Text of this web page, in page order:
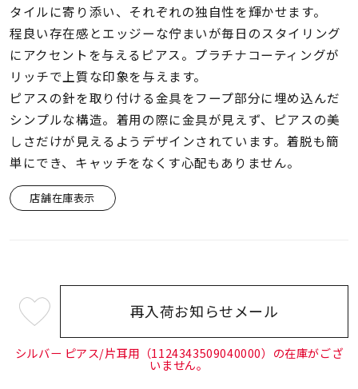
レディース
リングサイズ
～
メンズ
リングサイズ
～
価格
タイルに寄り添い、それぞれの独自性を輝かせます。
程良い存在感とエッジーな佇まいが毎日のスタイリング
にアクセントを与えるピアス。プラチナコーティングが
リッチで上質な印象を与えます。
ピアスの針を取り付ける金具をフープ部分に埋め込んだ
シンプルな構造。着用の際に金具が見えず、ピアスの美
しさだけが見えるようデザインされています。着脱も簡
単にでき、キャッチをなくす心配もありません。
店舗在庫表示
¥15,400 (tax
in)
再入荷お知らせメール
シルバー ピアス/片耳用（1124343509040000）の在庫がござ
いません。